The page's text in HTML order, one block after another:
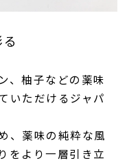
、柚子などの薬味
いただけるジャパ
、薬味の純粋な風
をより一層引き立